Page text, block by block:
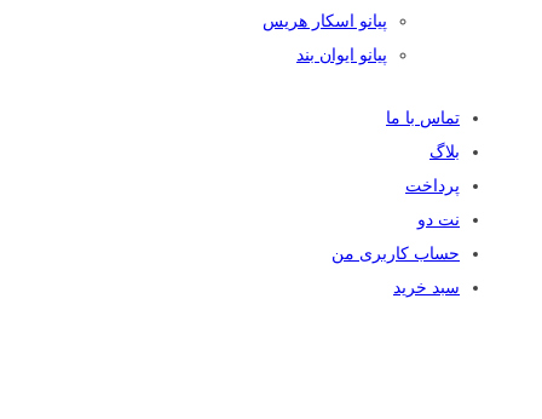
پیانو اسکار هریس
پیانو ایوان بند
تماس با ما
بلاگ
پرداخت
نت دو
حساب کاربری من
سبد خرید